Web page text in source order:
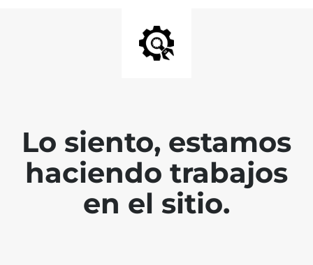
Lo siento, estamos
haciendo trabajos
en el sitio.